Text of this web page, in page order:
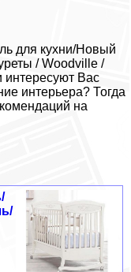
для кухни/Новый
/ Woodville /
интересуют Вас
интерьера? Тогда
на